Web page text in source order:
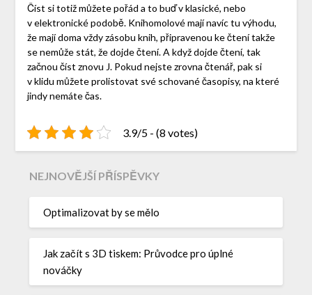
Číst si totiž můžete pořád a to buď v klasické, nebo
v elektronické podobě. Knihomolové mají navíc tu výhodu,
že mají doma vždy zásobu knih, připravenou ke čtení takže
se nemůže stát, že dojde čtení. A když dojde čtení, tak
začnou číst znovu J. Pokud nejste zrovna čtenář, pak si
v klidu můžete prolistovat své schované časopisy, na které
jindy nemáte čas.
3.9/5 - (8 votes)
NEJNOVĚJŠÍ PŘÍSPĚVKY
Optimalizovat by se mělo
Jak začít s 3D tiskem: Průvodce pro úplné
nováčky